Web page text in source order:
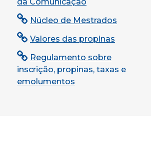
Núcleo de Mestrados
Valores das propinas
Regulamento sobre
inscrição, propinas, taxas e
emolumentos